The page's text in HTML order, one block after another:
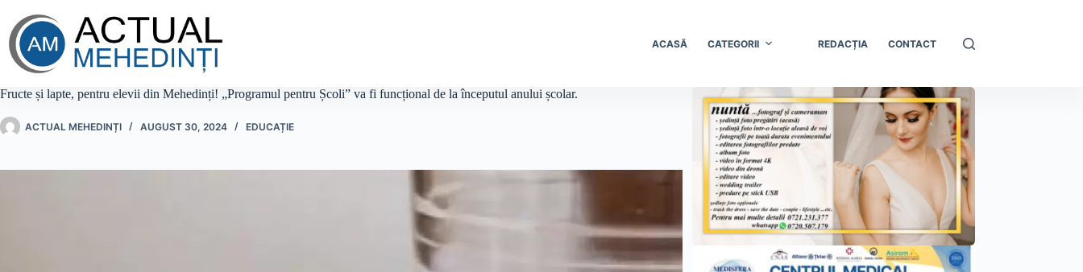
conținut
ACASĂ CATEGORII REDACȚIA CONTACT
Fructe și lapte, pentru elevii din Mehedinți! „Programul pentru Școli” va fi funcțional de la începutul anului școlar.
ACTUAL MEHEDINȚI AUGUST 30, 2024 EDUCAȚIE